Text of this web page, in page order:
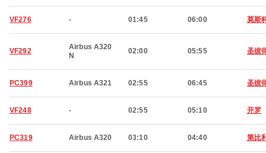
VF276 - 01:45 06:00 莫斯
VF292
Airbus A320
N
02:00 05:55 圣彼
PC399 Airbus A321 02:55 06:45 圣彼
VF248 - 02:55 05:10 开罗
PC319 Airbus A320 03:10 04:40 第比